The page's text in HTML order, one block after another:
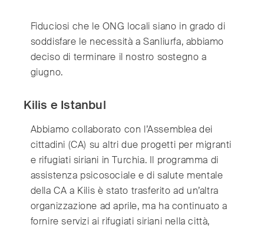
Fiduciosi che le ONG locali siano in grado di
soddisfare le necessità a Sanliurfa, abbiamo
deciso di terminare il nostro sostegno a
giugno.
Kilis e Istanbul
Abbiamo collaborato con l’Assemblea dei
cittadini (CA) su altri due progetti per migranti
e rifugiati siriani in Turchia. Il programma di
assistenza psicosociale e di salute mentale
della CA a Kilis è stato trasferito ad un’altra
organizzazione ad aprile, ma ha continuato a
fornire servizi ai rifugiati siriani nella città,
South Korea (한국어)
Spain (Español)
Sweden (Svenska)
Switzerland
United Arab Emirates (English/العربية)
United States (English)